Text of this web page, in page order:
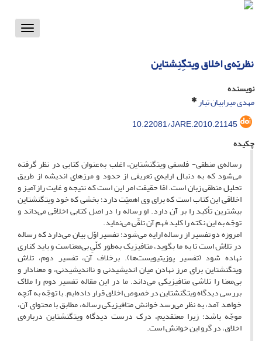
Toggle
نظریّه‌ی اخلاق ویتگِنِشتاین
نویسنده
مهدی میرابیان تبار
10.22081/JARE.2010.21145
چکیده
رساله‌ی منطقی- فلسفی ویتگنشتاین، اغلب به‌عنوان کتابی در نظر گرفته
می‌شود که به دنبال ارایه‌ی تعریفی از حدود و مرزهای اندیشه از طریق
تحلیل منطقی زبان است. امّا حقیقت امر این است که نتیجه و غایت رازآمیز و
اخلاقی این کتاب است که برای وی اهمیّت دارد؛ بخشی که خود ویتگنشتاین
بیشترین تأکید را بر آن دارد. او رساله را در اصل کتابی اخلاقی می‌داند و
توجّه به این نکته را کلید فهم آن تلقّی می‌نماید.
امروزه دو تفسیر از رساله ارایه می‌شود: تفسیر اوّل بیان می‌دارد که رساله
در تلاش است تا به ما بگوید، متافیزیک به‌طور کلّیِ بی‌معناست و باید کناری
نهاده شود (تفسیر پوزیتیویست‌ها). برخلاف آن، تفسیر دوم، تلاش
ویتگنشتاین برای مرز نهادن میان اندیشیدنی و نااندیشیدنی، و معنادار و
بی‌معنا را تلاشی متافیزیکی می‌داند. ما در این مقاله تفسیر دوم را ملاک
بررسی دیدگاه ویتگنشتاین در خصوص اخلاق قرار داده‌ایم. با توجّه به آنچه
خواهد آمد، به نظر می‌رسد خوانش متافیزیکی رساله، مطابق با محتوای آن،
موجّه باشد؛ زیرا معتقدیم، درک درست دیدگاه ویتگنشتاین درباره‌ی
اخلاق، در گرو این خوانش است.